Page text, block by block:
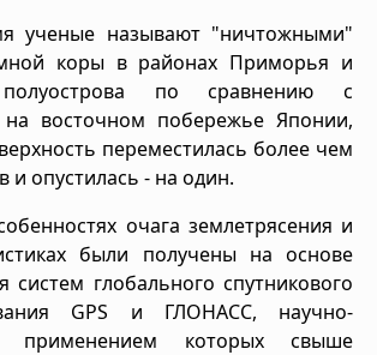
ученые называют "ничтожными"
коры в районах Приморья и
полуострова по сравнению с
восточном побережье Японии,
переместилась более чем
и опустилась - на один.
очага землетрясения и
были получены на основе
систем глобального спутникового
GPS и ГЛОНАСС, научно-
применением которых свыше